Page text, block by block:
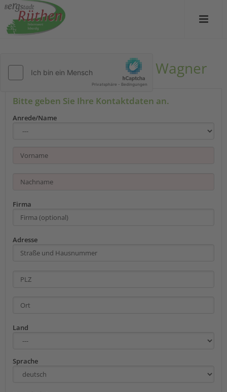
Kontakt zu Ferienhaus Wagner
Bitte geben Sie Ihre Kontaktdaten an.
Anrede/Name
Firma
Adresse
Land
Sprache